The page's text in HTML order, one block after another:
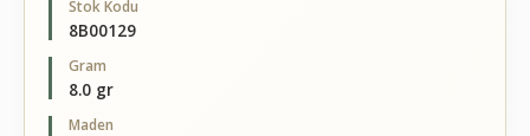
Stok Kodu
8B00129
Gram
8.0 gr
Maden